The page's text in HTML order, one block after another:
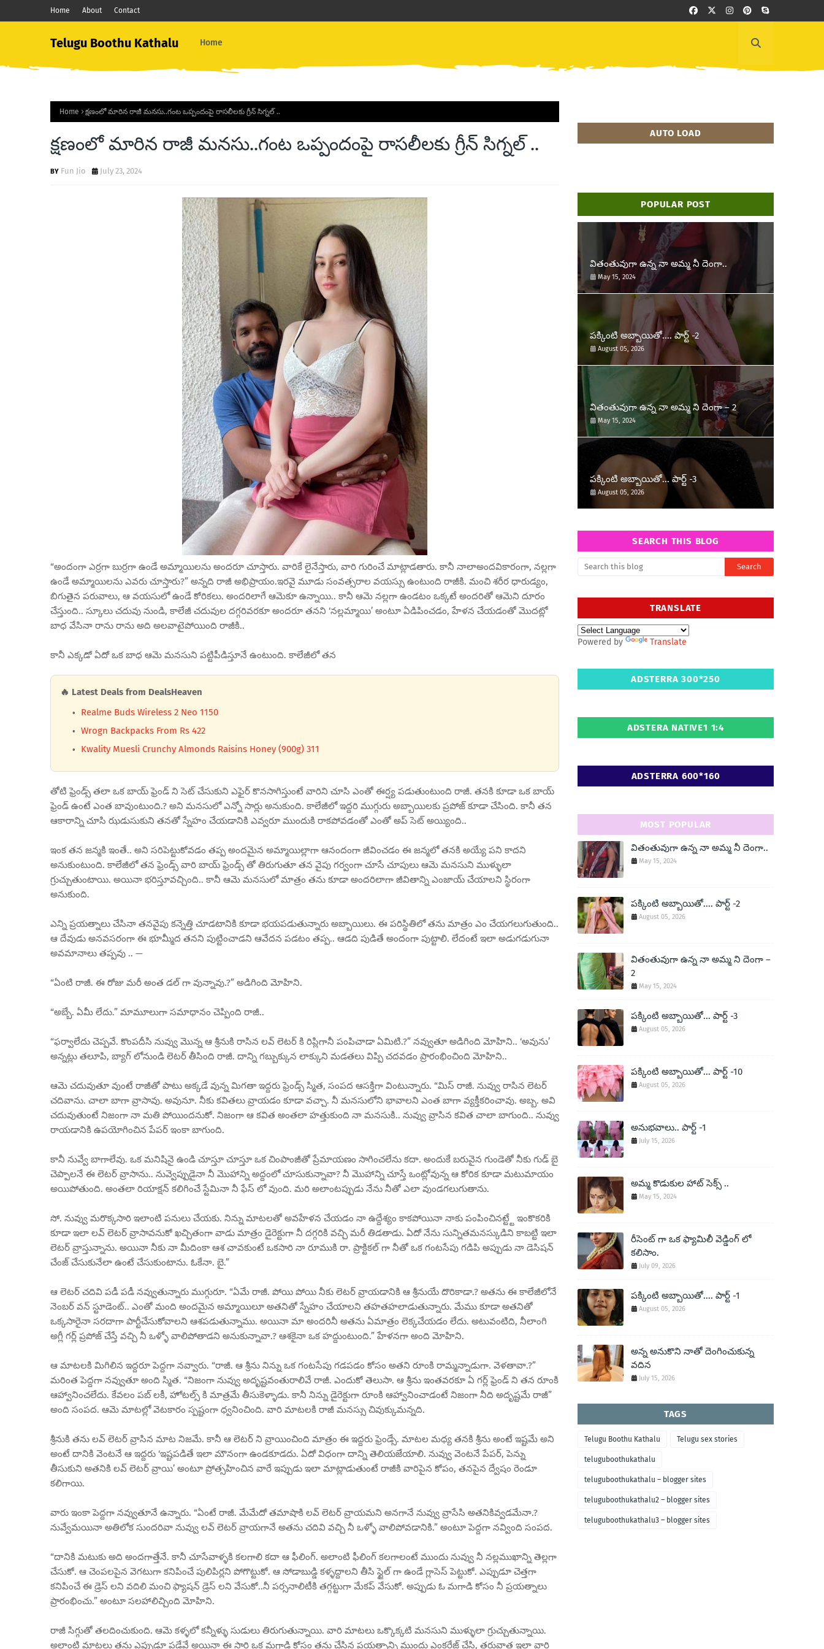
Home About Contact
Telugu Boothu Kathalu Home
Home క్షణంలో మారిన రాజీ మనసు..గంట ఒప్పందంపై రాసలీలకు గ్రీన్ సిగ్నల్ ..
క్షణంలో మారిన రాజీ మనసు..గంట ఒప్పందంపై రాసలీలకు గ్రీన్ సిగ్నల్ ..
Fun Jio July 23, 2024
“అందంగా ఎర్రగా బుర్రగా ఉండే అమ్మాయిలను అందరూ చూస్తారు. వారికే లైనేస్తారు, వారి గురించే మాట్లాడతారు. కానీ నాలాఅందవికారంగా, నల్లగా
ఉండే అమ్మాయిలను ఎవరు చూస్తారు?” అన్నది రాజీ అభిప్రాయం.ఇరవై మూడు సంవత్సరాల వయస్సు ఉంటుంది రాజీకి. మంచి శరీర ధారుడ్యం,
బిగుతైన పరువాలు, ఆ వయసులో ఉండే కోరికలు. అందరిలాగే ఆమెకూ ఉన్నాయి.. కానీ ఆమె నల్లగా ఉండటం ఒక్కటే అందరితో ఆమెని దూరం
చేస్తుంది.. స్కూలు చదువు నుండి, కాలేజీ చదువుల దగ్గరివరకూ అందరూ తనని ‘నల్లమ్మాయి’ అంటూ ఏడిపించడం, హేళన చేయడంతో మొదట్లో
బాధ వేసినా రాను రాను అది అలవాటైపోయింది రాజీకి..
కానీ ఎక్కడో ఏదో ఒక బాధ ఆమె మనసుని పట్టిపీడిస్తూనే ఉంటుంది. కాలేజీలో తన
🔥 Latest Deals from DealsHeaven
Realme Buds Wireless 2 Neo 1150
Wrogn Backpacks From Rs 422
Kwality Muesli Crunchy Almonds Raisins Honey (900g) 311
తోటి ఫ్రెండ్స్ తలా ఒక బాయ్ ఫ్రెండ్ ని సెట్ చేసుకుని ఎఫైర్ కొనసాగిస్తుంటే వారిని చూసి ఎంతో ఈర్ష్య పడుతుంటుంది రాజీ. తనకి కూడా ఒక బాయ్
ఫ్రెండ్ ఉంటే ఎంత బావుంటుంది.? అని మనసులో ఎన్నో సార్లు అనుకుంది. కాలేజీలో ఇద్దరి ముగ్గురు అబ్బాయిలకు ప్రపోజ్ కూడా చేసింది. కానీ తన
ఆకారాన్ని చూసి ఝడుసుకుని తనతో స్నేహం చేయడానికి ఎవ్వరూ ముందుకి రాకపోవడంతో ఎంతో అప్ సెట్ అయ్యింది..
ఇంక తన జన్మకి ఇంతే.. అని సరిపెట్టుకోవడం తప్ప అందమైన అమ్మాయిల్లాగా ఆనందంగా జీవించడం ఈ జన్మలో తనకి అయ్యే పని కాదని
అనుకుంటుంది. కాలేజీలో తన ఫ్రెండ్స్ వారి బాయ్ ఫ్రెండ్స్ తో తిరుగుతూ తన వైపు గర్వంగా చూసే చూపులు ఆమె మనసుని ముళ్ళులా
గ్రుచ్చుతుంటాయి. అయినా భరిస్తూవచ్చింది.. కానీ ఆమె మనసులో మాత్రం తను కూడా అందరిలాగా జీవితాన్ని ఎంజాయ్ చేయాలని స్థిరంగా
అనుకుంది.
ఎన్ని ప్రయత్నాలు చేసినా తనవైపు కన్నెత్తి చూడటానికి కూడా భయపడుతున్నారు అబ్బాయిలు. ఈ పరిస్థితిలో తను మాత్రం ఎం చేయగలుగుతుంది..
ఆ దేవుడు అనవసరంగా ఈ భూమ్మీద తనని పుట్టించాడని ఆవేదన పడటం తప్ప.. ఆడది పుడితే అందంగా పుట్టాలి. లేదంటే ఇలా అడుగడుగునా
అవమానాలు తప్పవు .. —
“ఏంటి రాజీ. ఈ రోజు మరీ అంత డల్ గా వున్నావు.?” అడిగింది మోహిని.
“అబ్బే. ఏమీ లేదు.” మామూలుగా సమాధానం చెప్పింది రాజీ..
“ఫర్వాలేదు చెప్పవే. కొంపదీసి నువ్వు మొన్న ఆ శ్రీనుకి రాసిన లవ్ లెటర్ కి రిప్లిగానీ పంపిచాడా ఏమిటి.?” నవ్వుతూ అడిగింది మోహిని.. ‘అవును’
అన్నట్లు తలూపి, బ్యాగ్ లోనుండి లెటర్ తీసింది రాజీ. దాన్ని గబ్బుక్కున లాక్కుని మడతలు విప్పి చదవడం ప్రారంభించింది మోహిని..
ఆమె చదువుతూ వుంటే రాజీతో పాటు అక్కడే వున్న మిగతా ఇద్దరు ఫ్రెండ్స్ స్మిత, సంపద ఆసక్తిగా వింటున్నారు. “మిస్ రాజీ. నువ్వు రాసిన లెటర్
చదివాను. చాలా బాగా వ్రాసావు. అవునూ. నీకు కవితలు వ్రాయడం కూడా వచ్చా. నీ మనసులోని భావాలని ఎంత బాగా వ్యక్తీకరించావు. అబ్బ. అవి
చదువుతుంటే నిజంగా నా మతి పోయిందనుకో. నిజంగా ఆ కవిత అంతలా హత్తుకుంది నా మనసుకి.. నువ్వు వ్రాసిన కవిత చాలా బాగుంది.. నువ్వు
రాయడానికి ఉపయోగించిన పేపర్ ఇంకా బాగుంది.
కానీ నువ్వే బాగాలేవు. ఒక మనిషినై ఉండి చూస్తూ చూస్తూ ఒక చింపాంజీతో ప్రేమాయణం సాగించలేను కదా. అందుకే బరువైన గుండెతో నీకు గుడ్ బై
చెప్పాలనే ఈ లెటర్ వ్రాసాను.. నువ్వెప్పుడైనా నీ మొహాన్ని అద్దంలో చూసుకున్నావా? నీ మొహాన్ని చూస్తే ఒంట్లోవున్న ఆ కోరిక కూడా మటుమాయం
అయిపోతుంది. అంతలా రియాక్షన్ కలిగించే స్టేమినా నీ ఫేస్ లో వుంది. మరి అలాంటప్పుడు నేను నీతో ఎలా వుండగలుగుతాను.
సో. నువ్వు మరొక్కసారి ఇలాంటి పనులు చేయకు. నిన్ను మాటలతో అవహేళన చేయడం నా ఉద్దేశ్యం కాకపోయినా నాకు పంపించినట్ట్టే ఇంకొకరికి
కూడా ఇలా లవ్ లెటర్ వ్రాసావనుకో ఖచ్చితంగా వాడు మాత్రం డైరెక్టుగా నీ దగ్గరికి వచ్చి మరీ తిడతాడు. ఏదో నేను సున్నితమనస్కుడిని కాబట్టి ఇలా
లెటర్ వ్రాస్తున్నాను. అయినా నీకు నా మీదింకా ఆశ చావకుంటే ఒకసారి నా రూముకి రా. ప్రాక్టికల్ గా నీతో ఒక గంటసేపు గడిపి అప్పుడు నా డెసిషన్
చేంజ్ చేసుకునేలా ఉంటే చేసుకుంటాను. ఓకేనా. బై.”
ఆ లెటర్ చదివి పడీ పడీ నవ్వుతున్నారు ముగ్గురూ. “ఏమే రాజీ. పోయి పోయి నీకు లెటర్ వ్రాయడానికి ఆ శ్రీనుయే దొరికాడా.? అతను ఈ కాలేజీలోనే
నెంబర్ వన్ స్టూడెంట్.. ఎంతో మంది అందమైన అమ్మాయిలూ అతనితో స్నేహం చేయాలని తహతహలాడుతున్నారు. మేము కూడా అతనితో
ఒక్కసారైనా సరదాగా పార్టీచేసుకోవాలని ఆశపడుతున్నాము. అయినా మా అందరినీ అతను ఏమాత్రం లెక్కచేయడం లేదు. అటువంటిది, నీలాంగి
అగ్లీ గర్ల్ ప్రపోజ్ చేస్తే వచ్చి నీ ఒళ్ళో వాలిపోతాడని అనుకున్నావా.? ఆశకైనా ఒక హద్దుంటుంది.” హేళనగా అంది మోహిని.
ఆ మాటలకి మిగిలిన ఇద్దరూ పెద్దగా నవ్వారు. “రాజీ. ఆ శ్రీను నిన్ను ఒక గంటసేపు గడపడం కోసం అతని రూంకి రామ్మన్నాడుగా. వెళతావా.?”
మరింత పెద్దగా నవ్వుతూ అంది స్మిత. “నిజంగా నువ్వు అదృష్టవంతురాలివే రాజీ. ఎందుకో తెలుసా. ఆ శ్రీను ఇంతవరకూ ఏ గర్ల్ ఫ్రెండ్ ని తన రూంకి
ఆహ్వానించలేదు. కేవలం పబ్ లకీ, హోటల్స్ కి మాత్రమే తీసుకెళ్ళాడు. కానీ నిన్ను డైరెక్టుగా రూంకి ఆహ్వానించాడంటే నిజంగా నీది అదృష్టమే రాజీ”
అంది సంపద. ఆమె మాటల్లో వెటకారం స్పష్టంగా ధ్వనించింది. వారి మాటలకి రాజీ మనస్సు చివుక్కుమన్నది.
శ్రీనుకి తను లవ్ లెటర్ వ్రాసిన మాట నిజమే. కానీ ఆ లెటర్ ని వ్రాయించింది మాత్రం ఈ ఇద్దరు ఫ్రెండ్సే. మాటల మధ్య తనకి శ్రీను అంటే ఇష్టమే అని
అంటే దానికి వెంటనే ఆ ఇద్దరు ‘ఇష్టపడితే ఇలా మౌనంగా ఉండకూడదు. ఏదో విధంగా దాన్ని తెలియజేయాలి. నువ్వు వెంటనే పేపర్, పెన్ను
తీసుకుని అతనికి లవ్ లెటర్ వ్రాయి’ అంటూ ప్రోత్సహించిన వారే ఇప్పుడు ఇలా మాట్లాడుతుంటే రాజీకి వారిపైన కోపం, తనపైన ద్వేషం రెండూ
కలిగాయి.
వారు ఇంకా పెద్దగా నవ్వుతూనే ఉన్నారు. “ఏంటే రాజీ. మేమేదో తమాషాకి లవ్ లెటర్ వ్రాయమని అనగానే నువ్వు వ్రాసేసి అతనికివ్వడమేనా.?
నువ్వేమయినా అతిలోక సుందరివా నువ్వు లవ్ లెటర్ వ్రాయగానే అతను చదివి వచ్చి నీ ఒళ్ళో వాలిపోవడానికి.” అంటూ పెద్దగా నవ్వింది సంపద.
“దానికి మటుకు అది అందగాత్తేనే. కానీ చూసేవాళ్ళకి కలగాలి కదా ఆ ఫీలింగ్. అలాంటి ఫీలింగ్ కలగాలంటే ముందు నువ్వు నీ నల్లముఖాన్ని తెల్లగా
చేసుకో. ఆ చెంపలపైన వెగటుగా కనిపించే పులిపిర్లని పోగొట్టుకో. ఆ సోడాబుడ్డి కళ్ళద్దాలని తీసి స్టైల్ గా ఉండే గ్లాసెస్ పెట్టుకో. ఎప్పుడూ చెత్తగా
కనిపించే ఈ డ్రెస్ లని వదిలి మంచి ఫ్యాషన్ డ్రెస్ లని వేసుకో..నీ పర్సనాలిటీకి తగ్గట్టుగా మేకప్ వేసుకో. అప్పుడు ఓ మగాడి కోసం నీ ప్రయత్నాలు
ప్రారంభించు.” అంటూ సలహాలిచ్చింది మోహిని.
రాజీ సిగ్గుతో తలదించుకుంది. ఆమె కళ్ళలో కన్నీళ్ళు సుడులు తిరుగుతున్నాయి. వారి మాటలు ఒక్కొక్కటి మనసుని ముళ్ళులా గ్రుచ్చుతున్నాయి.
అలాంటి మాటలు తను ఎప్పుడూ పడేవే అయినా ఈ సారి ఒక మగాడి కోసం తను చేసిన ప్రయత్నాన్ని ముందు ఎంకరేజ్ చేసి, తరువాత ఇలా వారి
AUTO LOAD
POPULAR POST
వితంతువుగా ఉన్న నా అమ్మ నీ దెంగా..
May 15, 2024
పక్కింటి అబ్బాయితో.... పార్ట్ -2
August 05, 2026
వితంతువుగా ఉన్న నా అమ్మ ని దెంగా – 2
May 15, 2024
పక్కింటి అబ్బాయితో... పార్ట్ -3
August 05, 2026
SEARCH THIS BLOG
TRANSLATE
Powered by Translate
ADSTERRA 300*250
ADSTERA NATIVE1 1:4
ADSTERRA 600*160
MOST POPULAR
వితంతువుగా ఉన్న నా అమ్మ నీ దెంగా..
May 15, 2024
పక్కింటి అబ్బాయితో.... పార్ట్ -2
August 05, 2026
వితంతువుగా ఉన్న నా అమ్మ ని దెంగా –
2
May 15, 2024
పక్కింటి అబ్బాయితో... పార్ట్ -3
August 05, 2026
పక్కింటి అబ్బాయితో... పార్ట్ -10
August 05, 2026
అనుభవాలు.. పార్ట్ -1
July 15, 2026
అమ్మ కొడుకుల హాట్ సెక్స్ ..
May 15, 2024
రీసెంట్ గా ఒక ఫ్యామిలీ వెడ్డింగ్ లో
కలిసాం.
July 09, 2026
పక్కింటి అబ్బాయితో.... పార్ట్ -1
August 05, 2026
అన్న అనుకొని నాతో దెంగించుకున్న
వదిన
July 15, 2026
TAGS
Telugu Boothu Kathalu Telugu sex stories
teluguboothukathalu
teluguboothukathalu – blogger sites
teluguboothukathalu2 – blogger sites
teluguboothukathalu3 – blogger sites